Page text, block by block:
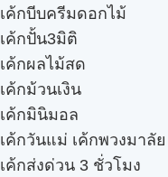
เค้กบีบครีมดอกไม้
เค้กปั้น3มิติ
เค้กผลไม้สด
เค้กม้วนเงิน
เค้กมินิมอล
เค้กวันแม่ เค้กพวงมาลัย
เค้กส่งด่วน 3 ชั่วโมง